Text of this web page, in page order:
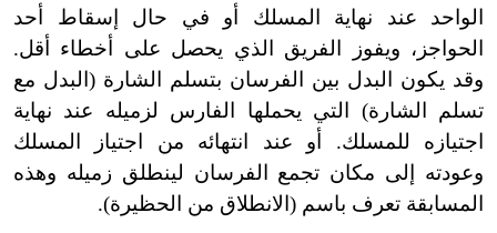
الواحد عند نهاية المسلك أو في حال إسقاط أحد
الحواجز، ويفوز الفريق الذي يحصل على أخطاء أقل.
وقد يكون البدل بين الفرسان بتسلم الشارة (البدل مع
تسلم الشارة) التي يحملها الفارس لزميله عند نهاية
اجتيازه للمسلك. أو عند انتهائه من اجتياز المسلك
وعودته إلى مكان تجمع الفرسان لينطلق زميله وهذه
المسابقة تعرف باسم (الانطلاق من الحظيرة).